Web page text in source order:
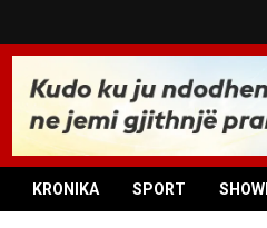
KRONIKA SPORT